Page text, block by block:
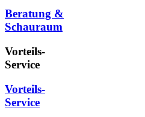
Beratung &
Schauraum
Vorteils-
Service
Vorteils-
Service